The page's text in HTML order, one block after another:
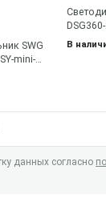
SWG
mini-
В
данных согласно